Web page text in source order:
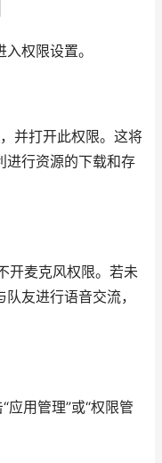
权限设置。
并打开此权限。这将
进行资源的下载和存
开麦克风权限。若未
友进行语音交流，
应用管理”或“权限管